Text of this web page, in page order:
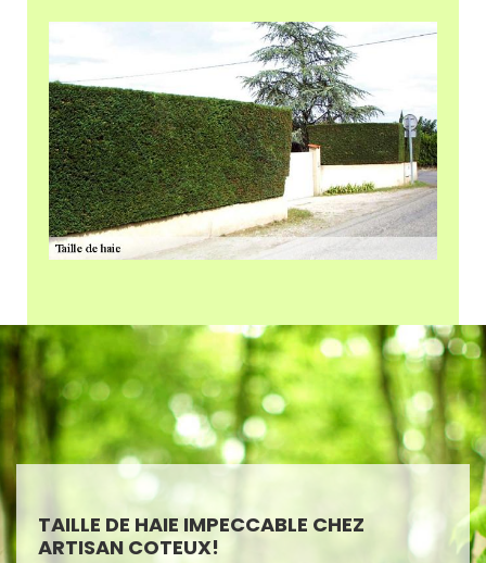
TAILLE DE HAIE IMPECCABLE CHEZ
ARTISAN COTEUX!